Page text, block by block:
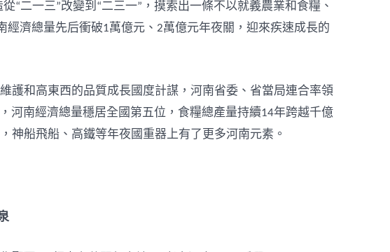
“二一三”改變到“二三一”，摸索出一條不以就義農業和食糧、
經濟總量先后衝破1萬億元、2萬億元年夜關，迎來疾速成長的
護和高東西的品質成長國度計謀，河南省委、省當局連合率領
河南經濟總量穩居全國第五位，食糧總產量持續14年跨越千億
神船飛船、高鐵等年夜國重器上有了更多河南元素。